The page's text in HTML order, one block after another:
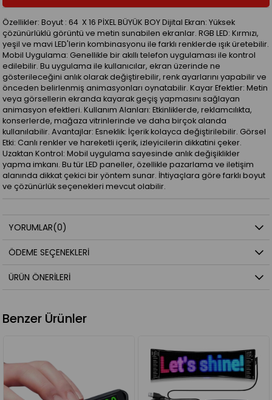
Özellikler: Boyut : 64 X 16 PİXEL BÜYÜK BOY Dijital Ekran: Yüksek
çözünürlüklü görüntü ve metin sunabilen ekranlar. RGB LED: Kırmızı,
yeşil ve mavi LED'lerin kombinasyonu ile farklı renklerde ışık üretebilir.
Mobil Uygulama: Genellikle bir akıllı telefon uygulaması ile kontrol
edilebilir. Bu uygulama ile kullanıcılar, ekran üzerinde ne
gösterileceğini anlık olarak değiştirebilir, renk ayarlarını yapabilir ve
önceden belirlenmiş animasyonları oynatabilir. Kayar Efektler: Metin
veya görsellerin ekranda kayarak geçiş yapmasını sağlayan
animasyon efektleri. Kullanım Alanları: Etkinliklerde, reklamcılıkta,
konserlerde, mağaza vitrinlerinde ve daha birçok alanda
kullanılabilir. Avantajlar: Esneklik: İçerik kolayca değiştirilebilir. Görsel
Etki: Canlı renkler ve hareketli içerik, izleyicilerin dikkatini çeker.
Uzaktan Kontrol: Mobil uygulama sayesinde anlık değişiklikler
yapma imkanı. Bu tür LED paneller, özellikle pazarlama ve iletişim
alanında dikkat çekici bir yöntem sunar. İhtiyaçlara göre farklı boyut
ve çözünürlük seçenekleri mevcut olabilir.
YORUMLAR(0)
ÖDEME SEÇENEKLERI
ÜRÜN ÖNERILERI
Benzer Ürünler